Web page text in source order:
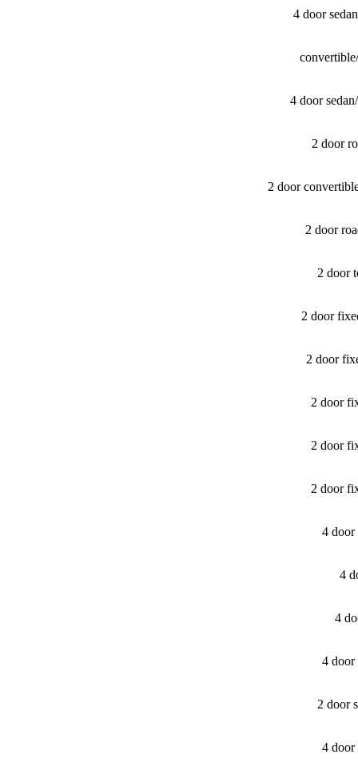
4 door
4 door
2 door
2 door
2 door
2 door
2 door
2 door
2 door
2 door
2 door
4 door
4
4
4 door
2 door
4 door